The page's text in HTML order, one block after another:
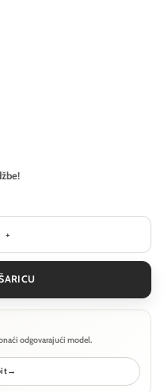
Ideal Lux GEMINI SP D081
odgovarajući model.
→